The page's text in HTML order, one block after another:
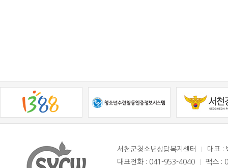
서천군청소년상담복지센터
대표 :
대표전화 : 041-953-4040
팩스 :